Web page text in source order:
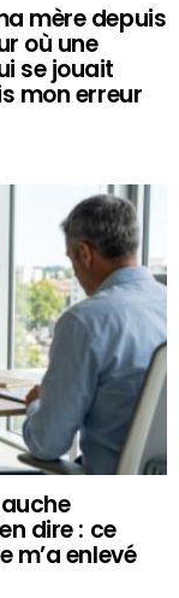
mère depuis
où une
se jouait
mon erreur
dire : ce
m’a enlevé